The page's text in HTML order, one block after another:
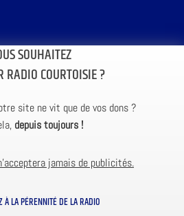
SOUHAITEZ
RADIO COURTOISIE ?
site ne vit que de vos dons ?
depuis toujours !
jamais de publicités.
À LA PÉRENNITÉ DE LA RADIO